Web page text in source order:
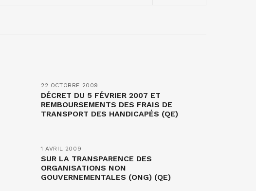
22 OCTOBRE 2009
DÉCRET DU 5 FÉVRIER 2007 ET
REMBOURSEMENTS DES FRAIS DE
TRANSPORT DES HANDICAPÉS (QE)
1 AVRIL 2009
SUR LA TRANSPARENCE DES
ORGANISATIONS NON
GOUVERNEMENTALES (ONG) (QE)